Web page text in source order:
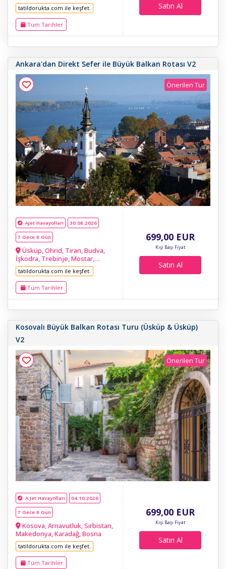
tatildorukta.com ile keşfet.
Tüm Tarihler
Satın Al
Ankara'dan Direkt Sefer ile Büyük Balkan Rotası V2
Önerilen Tur
Ajet Havayolları 30.08.2026
7 Gece 8 Gün
Üsküp, Ohrid, Tiran, Budva,
İşkodra, Trebinje, Mostar,
Saraybosna, Belgrad
tatildorukta.com ile keşfet.
Tüm Tarihler
699,00 EUR
Kişi Başı Fiyat
Satın Al
Kosovalı Büyük Balkan Rotası Turu (Üsküp & Üsküp)
V2
Önerilen Tur
A Jet Havayolları 04.10.2026
7 Gece 8 Gün
Kosova, Arnavutluk, Sırbistan,
Makedonya, Karadağ, Bosna
tatildorukta.com ile keşfet.
Tüm Tarihler
699,00 EUR
Kişi Başı Fiyat
Satın Al